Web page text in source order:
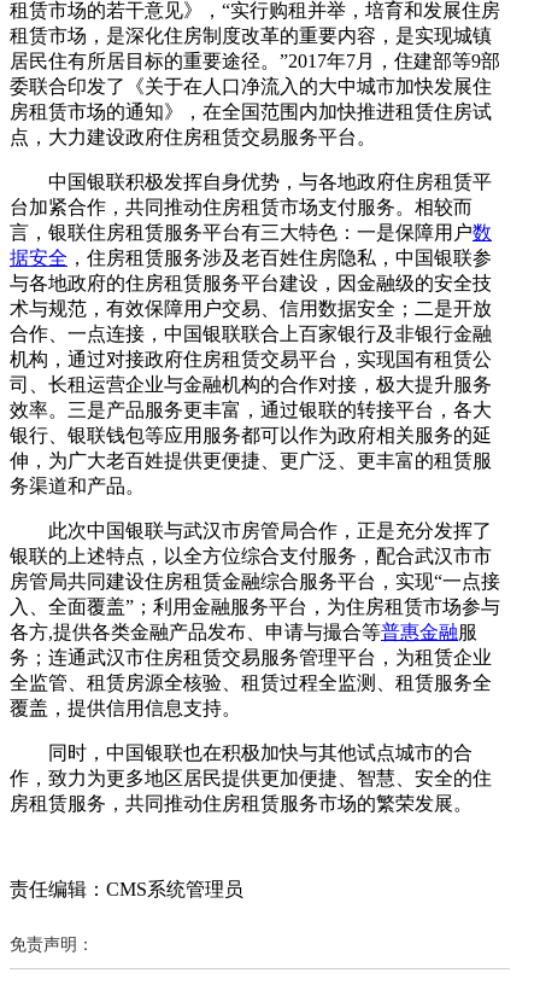
租赁市场的若干意见》，“实行购租并举，培育和发展住房
租赁市场，是深化住房制度改革的重要内容，是实现城镇
居民住有所居目标的重要途径。”2017年7月，住建部等9部
委联合印发了《关于在人口净流入的大中城市加快发展住
房租赁市场的通知》，在全国范围内加快推进租赁住房试
点，大力建设政府住房租赁交易服务平台。
中国银联积极发挥自身优势，与各地政府住房租赁平
台加紧合作，共同推动住房租赁市场支付服务。相较而
言，银联住房租赁服务平台有三大特色：一是保障用户数
据安全 ，住房租赁服务涉及老百姓住房隐私，中国银联参
与各地政府的住房租赁服务平台建设，因金融级的安全技
术与规范，有效保障用户交易、信用数据安全；二是开放
合作、一点连接，中国银联联合上百家银行及非银行金融
机构，通过对接政府住房租赁交易平台，实现国有租赁公
司、长租运营企业与金融机构的合作对接，极大提升服务
效率。三是产品服务更丰富，通过银联的转接平台，各大
银行、银联钱包等应用服务都可以作为政府相关服务的延
伸，为广大老百姓提供更便捷、更广泛、更丰富的租赁服
务渠道和产品。
此次中国银联与武汉市房管局合作，正是充分发挥了
银联的上述特点，以全方位综合支付服务，配合武汉市市
房管局共同建设住房租赁金融综合服务平台，实现“一点接
入、全面覆盖”；利用金融服务平台，为住房租赁市场参与
各方,提供各类金融产品发布、申请与撮合等普惠金融服
务；连通武汉市住房租赁交易服务管理平台，为租赁企业
全监管、租赁房源全核验、租赁过程全监测、租赁服务全
覆盖，提供信用信息支持。
同时，中国银联也在积极加快与其他试点城市的合
作，致力为更多地区居民提供更加便捷、智慧、安全的住
房租赁服务，共同推动住房租赁服务市场的繁荣发展。
责任编辑：CMS系统管理员
免责声明：